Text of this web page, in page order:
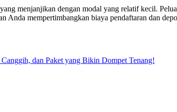
menjanjikan dengan modal yang relatif kecil.
Anda mempertimbangkan biaya pendaftaran dan
dan Paket yang Bikin Dompet Tenang!